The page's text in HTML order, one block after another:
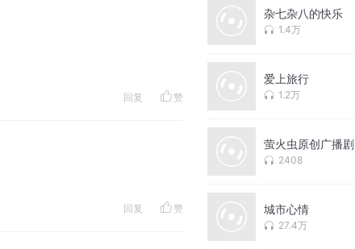
回复 赞
回复 赞
杂七杂八的快乐
1.4万
爱上旅行
1.2万
萤火虫原创广播剧
2408
城市心情
27.4万